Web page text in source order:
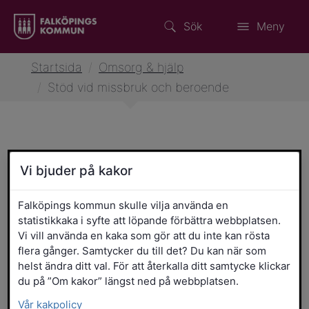
Sök Meny
Startsida
Omsorg & hjälp
Stöd vid missbruk och beroende
Stöd vid missbruk och
beroende
Gruppträffar och kurser kring
missbruk och beroende
Jag behöver stöd kring
Vi bjuder på kakor
Falköpings kommun skulle vilja använda en
statistikkaka i syfte att löpande förbättra webbplatsen.
Vi vill använda en kaka som gör att du inte kan rösta
flera gånger. Samtycker du till det? Du kan när som
helst ändra ditt val. För att återkalla ditt samtycke klickar
du på ”Om kakor” längst ned på webbplatsen.
Vår kakpolicy